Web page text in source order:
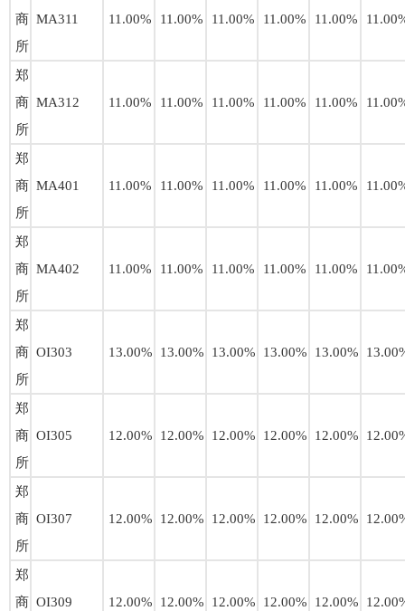
商
所
MA311 11.00% 11.00% 11.00% 11.00% 11.00%
郑
商
所
MA312 11.00% 11.00% 11.00% 11.00% 11.00%
郑
商
所
MA401 11.00% 11.00% 11.00% 11.00% 11.00%
郑
商
所
MA402 11.00% 11.00% 11.00% 11.00% 11.00%
郑
商
所
OI303 13.00% 13.00% 13.00% 13.00% 13.00%
郑
商
所
OI305 12.00% 12.00% 12.00% 12.00% 12.00%
郑
商
所
OI307 12.00% 12.00% 12.00% 12.00% 12.00%
郑
商 OI309 12.00% 12.00% 12.00% 12.00% 12.00%